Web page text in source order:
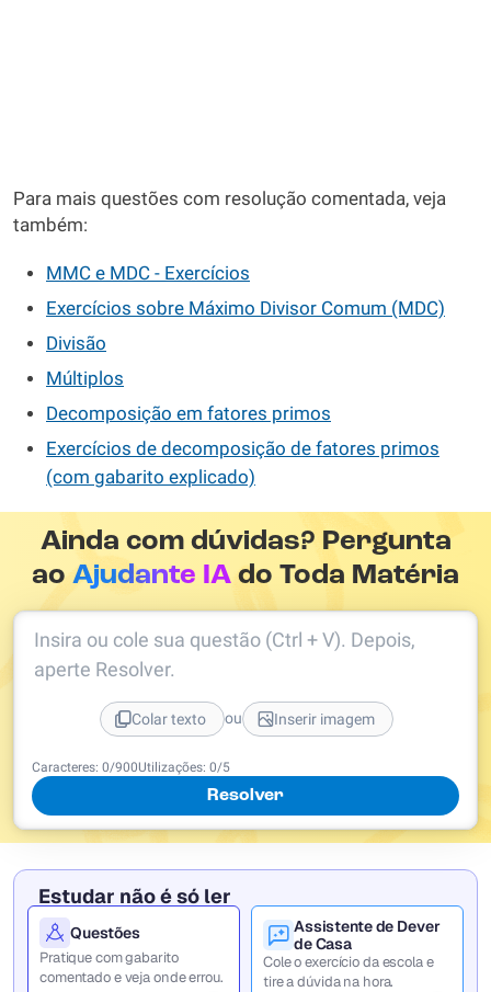
Para mais questões com resolução comentada, veja
também:
MMC e MDC - Exercícios
Exercícios sobre Máximo Divisor Comum (MDC)
Divisão
Múltiplos
Decomposição em fatores primos
Exercícios de decomposição de fatores primos
(com gabarito explicado)
Ainda com dúvidas? Pergunta
aoAjudante IA do Toda Matéria
Caracteres: 0/900Utilizações: 0/5
Resolver
Insira ou cole sua questão (Ctrl + V). Depois,
aperte Resolver.
Colar texto ou Inserir imagem
Estudar não é só ler
Questões
Pratique com gabarito
comentado e veja onde errou.
Assistente de Dever
de Casa
Cole o exercício da escola e
tire a dúvida na hora.